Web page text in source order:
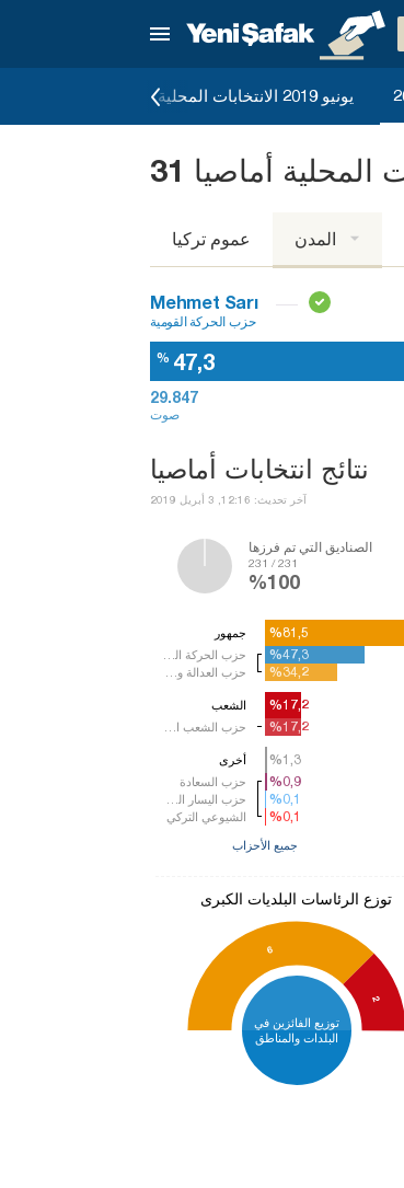
يونيو 2019 الانتخابات المحلية
عموم تركيا المدن
Mehmet Sarı
حزب الحركة القومية
% 47,3
29.847
صوت
نتائج انتخابات أماصيا
آخر تحديث: 12:16, 3 أبريل 2019
الصناديق التي تم فرزها
231 / 231
%100
جمهور
%81,5
%47,3
%34,2
%81,5
%47,3
%34,2
الشعب
%17,2
%17,2
%17,2
%17,2
أخرى
حزب السعادة
الشيوعي التركي
%1,3
%0,9
%0,1
%0,1
%1,3
%0,9
%0,1
%0,1
جميع الأحزاب
توزع الرئاسات البلديات الكبرى
6
2
توزيع الفائزين في
البلدات والمناطق